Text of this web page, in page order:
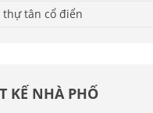
thự tân cổ điển
KẾ NHÀ PHỐ